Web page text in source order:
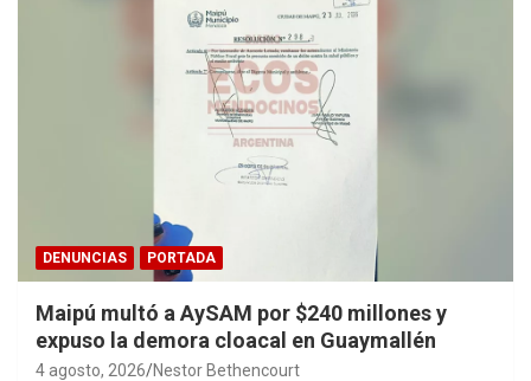
DENUNCIAS PORTADA
Maipú multó a AySAM por $240 millones y
expuso la demora cloacal en Guaymallén
4 agosto, 2026 Nestor Bethencourt